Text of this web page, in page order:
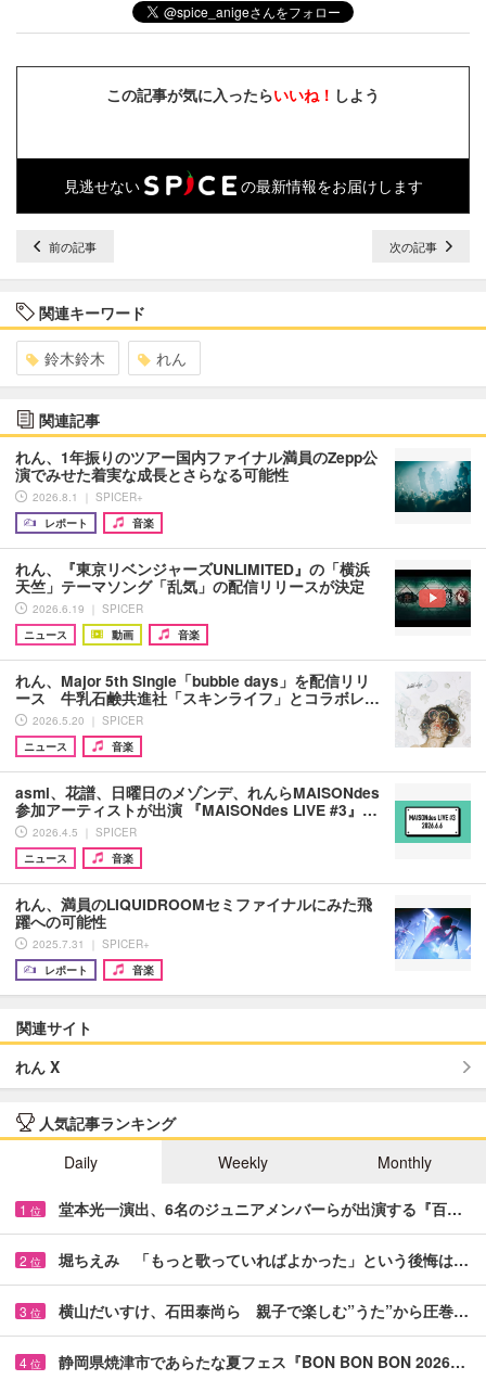
この記事が気に入ったらいいね！ しよう
見逃せない の最新情報をお届けします
前の記事 次の記事
関連キーワード
鈴木鈴木 れん
関連記事
れん、1年振りのツアー国内ファイナル満員のZepp公
演でみせた着実な成長とさらなる可能性
2026.8.1 ｜ SPICER+
レポート
音楽
れん、『東京リベンジャーズUNLIMITED』の「横浜
天竺」テーマソング「乱気」の配信リリースが決定
2026.6.19 ｜ SPICER
ニュース
動画 音楽
れん、Major 5th Single「bubble days」を配信リリ
ース 牛乳石鹸共進社「スキンライフ」とコラボレ…
2026.5.20 ｜ SPICER
ニュース
音楽
asmi、花譜、日曜日のメゾンデ、れんらMAISONdes
参加アーティストが出演 『MAISONdes LIVE #3』…
2026.4.5 ｜ SPICER
ニュース
音楽
れん、満員のLIQUIDROOMセミファイナルにみた飛
躍への可能性
2025.7.31 ｜ SPICER+
レポート
音楽
関連サイト
れん X
人気記事ランキング
Daily
Weekly Monthly
1 位 堂本光一演出、6名のジュニアメンバーらが出演する『百…
2 位 堀ちえみ 「もっと歌っていればよかった」という後悔は…
3 位 横山だいすけ、石田泰尚ら 親子で楽しむ”うた”から圧巻…
4 位 静岡県焼津市であらたな夏フェス『BON BON BON 2026…